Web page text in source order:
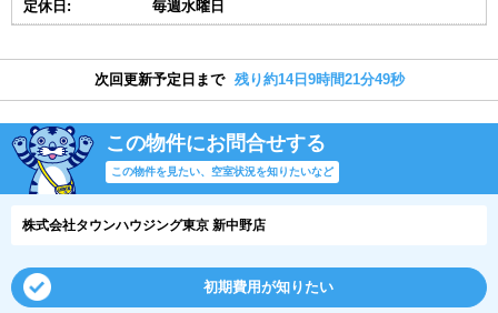
定休日: 毎週水曜日
次回更新予定日まで 残り約14日9時間21分49秒
この物件にお問合せする
この物件を見たい、空室状況を知りたいなど
株式会社タウンハウジング東京 新中野店
初期費用が知りたい